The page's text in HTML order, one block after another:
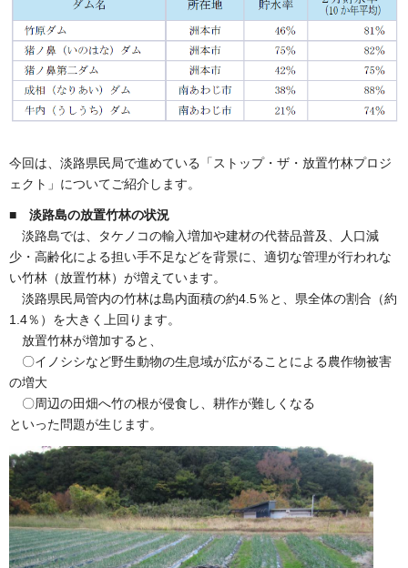
今回は、淡路県民局で進めている「ストップ・ザ・放置竹林プロジ
ェクト」についてご紹介します。
■ 淡路島の放置竹林の状況
淡路島では、タケノコの輸入増加や建材の代替品普及、人口減
少・高齢化による担い手不足などを背景に、適切な管理が行われな
い竹林（放置竹林）が増えています。
淡路県民局管内の竹林は島内面積の約4.5％と、県全体の割合（約
1.4％）を大きく上回ります。
放置竹林が増加すると、
〇イノシシなど野生動物の生息域が広がることによる農作物被害
の増大
〇周辺の田畑へ竹の根が侵食し、耕作が難しくなる
といった問題が生じます。